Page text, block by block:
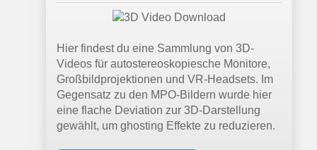
Hier findest du eine Sammlung von 3D-
Videos für autostereoskopiesche Monitore,
Großbildprojektionen und VR-Headsets. Im
Gegensatz zu den MPO-Bildern wurde hier
eine flache Deviation zur 3D-Darstellung
gewählt, um ghosting Effekte zu reduzieren.